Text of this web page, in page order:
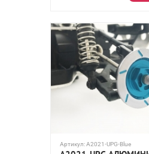
Артикул:A2021-UPG-Blue